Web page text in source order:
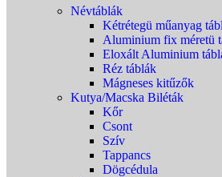
Névtáblák
Kétrétegü műanyag
Aluminium fix méretü
Eloxált Aluminium
Réz táblák
Mágneses kitűzők
Kutya/Macska Biléták
Kőr
Csont
Szív
Tappancs
Dögcédula